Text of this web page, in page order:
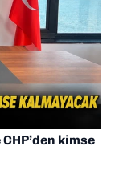
kimse